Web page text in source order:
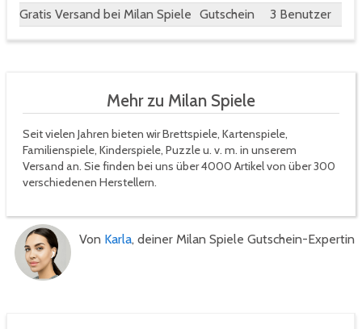
Gratis Versand bei Milan Spiele Gutschein 3 Benutzer
Mehr zu Milan Spiele
Seit vielen Jahren bieten wir Brettspiele, Kartenspiele,
Familienspiele, Kinderspiele, Puzzle u. v. m. in unserem
Versand an. Sie finden bei uns über 4000 Artikel von über 300
verschiedenen Herstellern.
Von Karla, deiner Milan Spiele Gutschein-Expertin